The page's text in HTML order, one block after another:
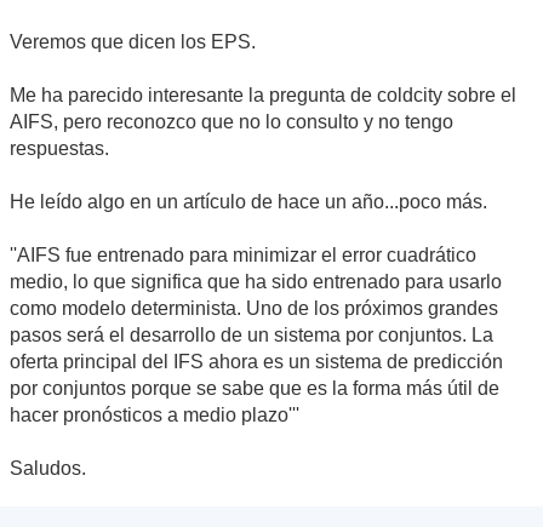
Veremos que dicen los EPS.
Me ha parecido interesante la pregunta de coldcity sobre el
AIFS, pero reconozco que no lo consulto y no tengo
respuestas.
He leído algo en un artículo de hace un año...poco más.
''AIFS fue entrenado para minimizar el error cuadrático
medio, lo que significa que ha sido entrenado para usarlo
como modelo determinista. Uno de los próximos grandes
pasos será el desarrollo de un sistema por conjuntos. La
oferta principal del IFS ahora es un sistema de predicción
por conjuntos porque se sabe que es la forma más útil de
hacer pronósticos a medio plazo'''
Saludos.